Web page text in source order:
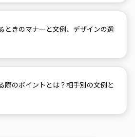
ときのマナーと文例、デザインの選
際のポイントとは？相手別の文例と